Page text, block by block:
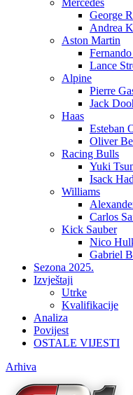
Mercedes
George
Andrea
Aston Martin
Lance
Alpine
Pierre
Jack
Haas
Oliver
Racing Bulls
Yuki
Isack
Williams
Carlos
Kick Sauber
Nico
Gabriel
Sezona 2025.
Izvještaji
Utrke
Kvalifikacije
Analiza
Povijest
OSTALE VIJESTI
Arhiva